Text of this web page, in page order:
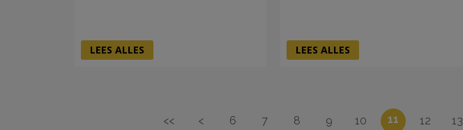
LEES ALLES LEES ALLES
<< < 6 7 8 9 10 11 12 13